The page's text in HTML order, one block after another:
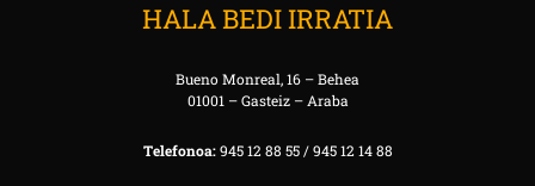
HALA BEDI IRRATIA
Bueno Monreal, 16 – Behea
01001 – Gasteiz – Araba
Telefonoa:945 12 88 55 / 945 12 14 88